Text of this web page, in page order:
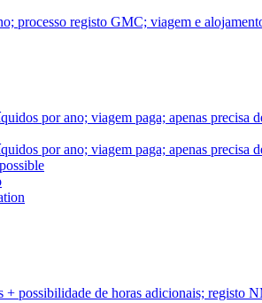
processo registo GMC; viagem e
por ano; viagem paga; apenas precisa
por ano; viagem paga; apenas precisa
+ possibilidade de horas adicionais; registo